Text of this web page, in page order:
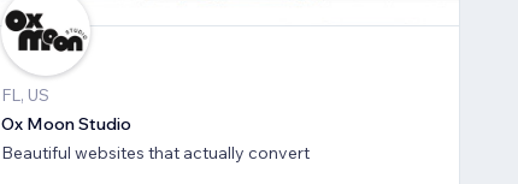
FL, US
Ox Moon Studio
Beautiful websites that actually convert